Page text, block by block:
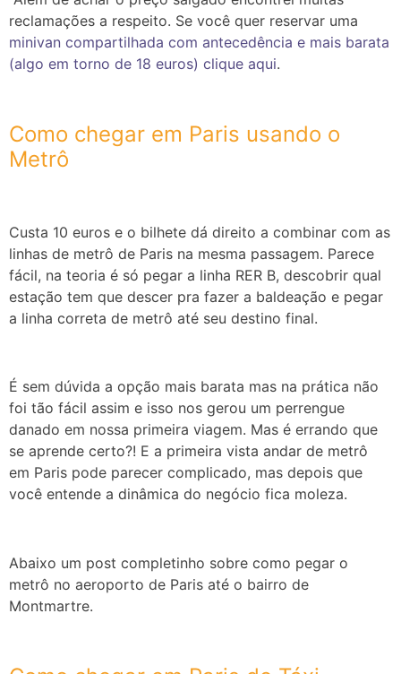
reclamações a respeito. Se você quer reservar uma
minivan compartilhada com antecedência e mais barata
(algo em torno de 18 euros) clique aqui.
Como chegar em Paris usando o
Metrô
Custa 10 euros e o bilhete dá direito a combinar com as
linhas de metrô de Paris na mesma passagem. Parece
fácil, na teoria é só pegar a linha RER B, descobrir qual
estação tem que descer pra fazer a baldeação e pegar
a linha correta de metrô até seu destino final.
É sem dúvida a opção mais barata mas na prática não
foi tão fácil assim e isso nos gerou um perrengue
danado em nossa primeira viagem. Mas é errando que
se aprende certo?! E a primeira vista andar de metrô
em Paris pode parecer complicado, mas depois que
você entende a dinâmica do negócio fica moleza.
Abaixo um post completinho sobre como pegar o
metrô no aeroporto de Paris até o bairro de
Montmartre.